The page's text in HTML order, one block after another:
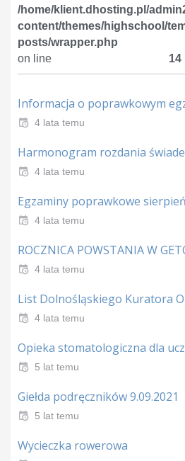
/home/klient.dhosting.pl/
content/themes/highschool/
posts/wrapper.php
on line
14
Informacja o poprawkowym
4 lata temu
Harmonogram rozdania
4 lata temu
Egzaminy poprawkowe
4 lata temu
ROCZNICA POWSTANIA W
4 lata temu
List Dolnośląskiego Kuratora
4 lata temu
Opieka stomatologiczna dla
5 lat temu
Giełda podręczników 9.09.2021
5 lat temu
Wycieczka rowerowa